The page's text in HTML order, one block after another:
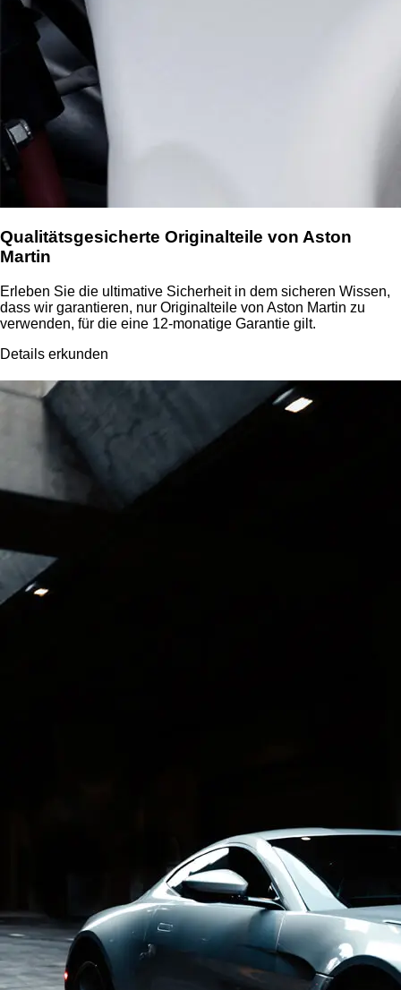
Qualitätsgesicherte Originalteile von Aston
Martin
Erleben Sie die ultimative Sicherheit in dem sicheren Wissen,
dass wir garantieren, nur Originalteile von Aston Martin zu
verwenden, für die eine 12-monatige Garantie gilt.
Details erkunden